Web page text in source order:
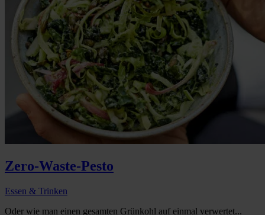
Zero-Waste-Pesto
Essen & Trinken
Oder wie man einen gesamten Grünkohl auf einmal verwertet...